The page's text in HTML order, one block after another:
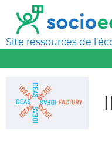
Site ressources de